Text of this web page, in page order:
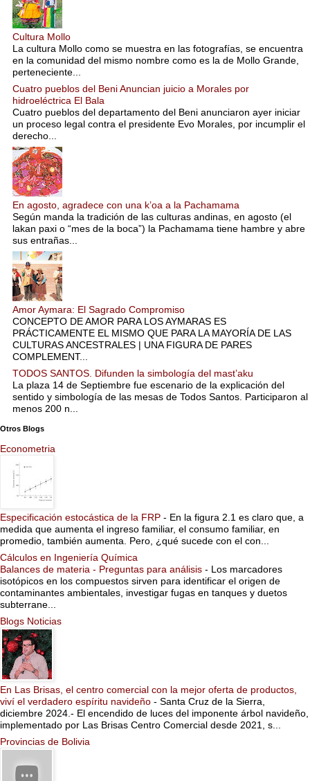
Cultura Mollo
La cultura Mollo como se muestra en las fotografías, se encuentra
en la comunidad del mismo nombre como es la de Mollo Grande,
perteneciente...
Cuatro pueblos del Beni Anuncian juicio a Morales por
hidroeléctrica El Bala
Cuatro pueblos del departamento del Beni anunciaron ayer iniciar
un proceso legal contra el presidente Evo Morales, por incumplir el
derecho...
En agosto, agradece con una k’oa a la Pachamama
Según manda la tradición de las culturas andinas, en agosto (el
lakan paxi o “mes de la boca”) la Pachamama tiene hambre y abre
sus entrañas...
Amor Aymara: El Sagrado Compromiso
CONCEPTO DE AMOR PARA LOS AYMARAS ES
PRÁCTICAMENTE EL MISMO QUE PARA LA MAYORÍA DE LAS
CULTURAS ANCESTRALES | UNA FIGURA DE PARES
COMPLEMENT...
TODOS SANTOS. Difunden la simbología del mast’aku
La plaza 14 de Septiembre fue escenario de la explicación del
sentido y simbología de las mesas de Todos Santos. Participaron al
menos 200 n...
Otros Blogs
Econometria
Especificación estocástica de la FRP - En la figura 2.1 es claro que, a
medida que aumenta el ingreso familiar, el consumo familiar, en
promedio, también aumenta. Pero, ¿qué sucede con el con...
Cálculos en Ingeniería Química
Balances de materia - Preguntas para análisis - Los marcadores
isotópicos en los compuestos sirven para identificar el origen de
contaminantes ambientales, investigar fugas en tanques y duetos
subterrane...
Blogs Noticias
En Las Brisas, el centro comercial con la mejor oferta de productos,
viví el verdadero espíritu navideño - Santa Cruz de la Sierra,
diciembre 2024.- El encendido de luces del imponente árbol navideño,
implementado por Las Brisas Centro Comercial desde 2021, s...
Provincias de Bolivia